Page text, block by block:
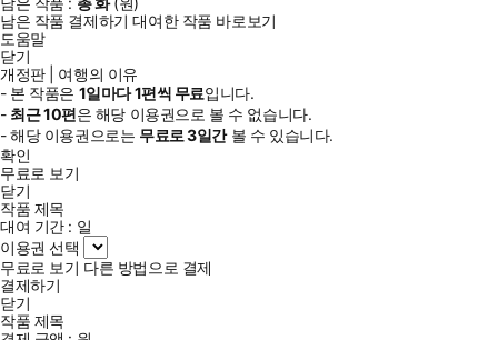
남은 작품 결제하기 대여한 작품 바로보기
도움말
닫기
개정판 | 여행의 이유
- 본 작품은 1일마다1편씩 무료입니다.
- 최근10편은 해당 이용권으로 볼 수 없습니다.
- 해당 이용권으로는 무료로3일간볼 수 있습니다.
확인
무료로 보기
닫기
작품 제목
대여 기간 : 일
이용권 선택
무료로 보기 다른 방법으로 결제
결제하기
닫기
작품 제목